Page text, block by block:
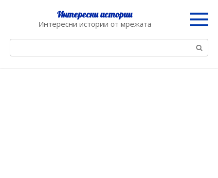
Интересни истории
Интересни истории от мрежата